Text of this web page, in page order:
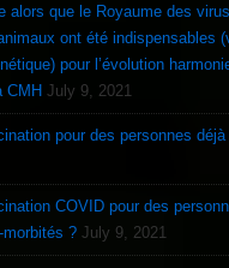
alors que le Royaume des
ont été indispensables
pour l’évolution
CMH July 9, 2021
pour des personnes
COVID pour des
? July 9, 2021